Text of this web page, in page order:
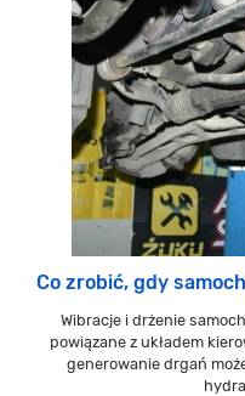
Co zrobić, gdy
Wibracje i drżenie
powiązane z układem
generowanie drgań